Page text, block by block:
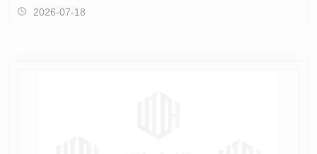
着行业的发展，也为科技创新注入了新的活力。首先…
2026-07-18